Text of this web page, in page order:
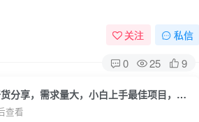
关注 私信
0 25 9
千川项目，一单1张，纯干货分享，需求量大，小白上手最佳项目，超详细运营攻略
查看